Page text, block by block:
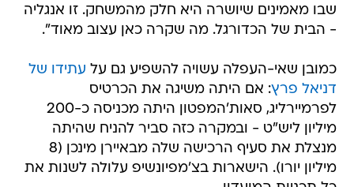
שבו מאמינים שיושרה היא חלק מהמשחק. זו אנגליה
- הבית של הכדורגל. מה שקרה כאן עצוב מאוד".
כמובן שאי-העפלה עשויה להשפיע גם על עתידו של
דניאל פרץ: אם היתה משיגה את הכרטיס
לפרמיירליג, סאות'המפטון היתה מכניסה כ-200
מיליון ליש"ט - ובמקרה כזה סביר להניח שהיתה
מנצלת את סעיף הרכישה שלה מבאיירן מינכן (8
מיליון יורו). הישארות בצ'מפיונשיפ עלולה לשנות את